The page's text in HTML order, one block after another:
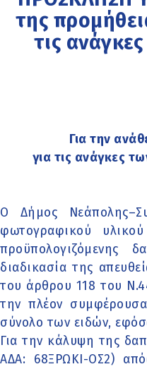
της
τις
Για την
για τις ανάγκες
Ο Δήμος
φωτογραφικού
προϋπολογιζόμενης
διαδικασία της
του άρθρου 118 του
την πλέον
σύνολο των ειδών,
Για την κάλυψη της
ΑΔΑ: 68ΞΡΩΚΙ-ΟΣ2)